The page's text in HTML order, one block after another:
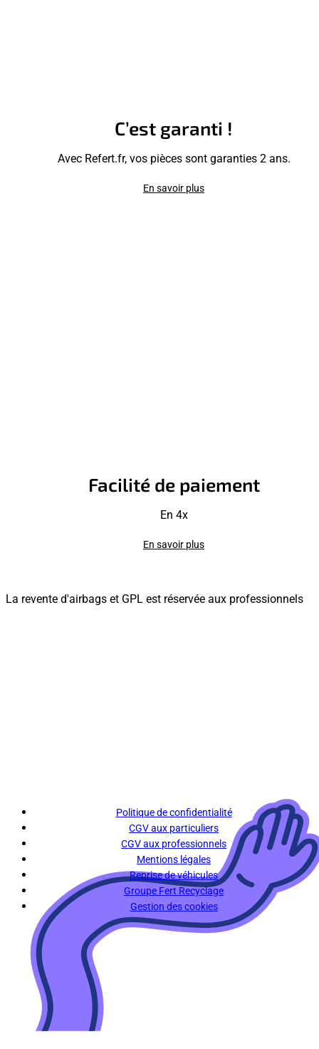
C’est garanti !
Avec Refert.fr, vos pièces sont garanties 2 ans.
En savoir plus
Facilité de paiement
En 4x
En savoir plus
La revente d'airbags et GPL est réservée aux professionnels
Politique de confidentialité
CGV aux particuliers
CGV aux professionnels
Mentions légales
Reprise de véhicules
Groupe Fert Recyclage
Gestion des cookies